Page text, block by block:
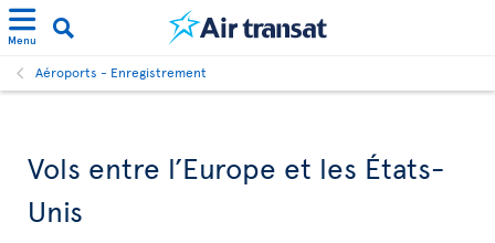
Menu
Aéroports - Enregistrement
Vols entre l’Europe et les États-
Unis